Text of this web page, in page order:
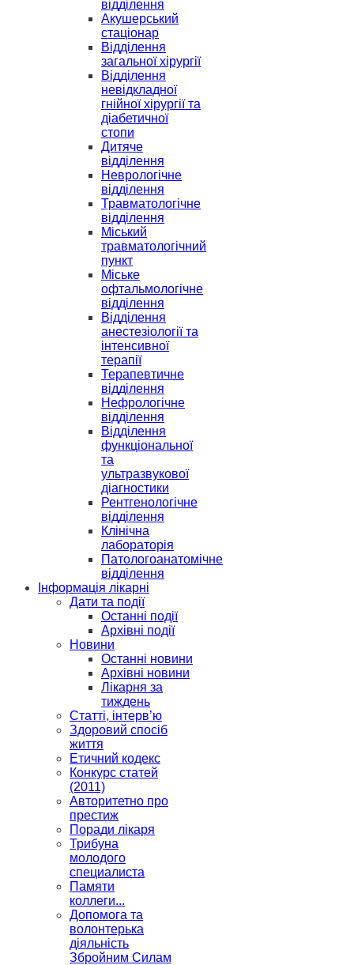
відділення
Акушерський
стаціонар
Відділення
загальної хірургії
Відділення
невідкладної
гнійної хірургії та
діабетичної
стопи
Дитяче
відділення
Неврологічне
відділення
Травматологічне
відділення
Міський
травматологічний
пункт
Міське
офтальмологічне
відділення
Відділення
анестезіології та
інтенсивної
терапії
Терапевтичне
відділення
Нефрологічне
відділення
Відділення
функціональної
та
ультразвукової
діагностики
Рентгенологічне
відділення
Клінічна
лабораторія
Патологоанатомічне
відділення
Інформація лікарні
Дати та події
Останні події
Архівні події
Новини
Останні новини
Архівні новини
Лікарня за
тиждень
Статті, інтерв’ю
Здоровий спосіб
життя
Етичний кодекс
Конкурс статей
(2011)
Авторитетно про
престиж
Поради лікаря
Трибуна
молодого
специалиста
Памяти
коллеги...
Допомога та
волонтерька
діяльність
Збройним Силам